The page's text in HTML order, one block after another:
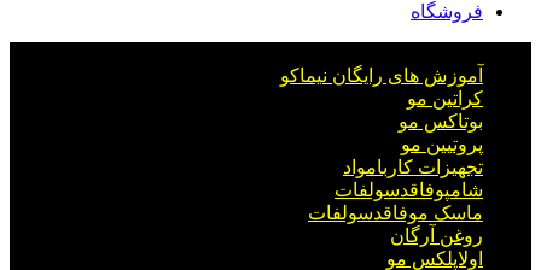
فروشگاه
آموزش های رایگان نیماکو
کراتین مو
بوتاکس مو
پروتیین مو
تجهیزات کاربامواد
شامپوفاقدسولفات
ماسک موفاقدسولفات
روغن آرگان
اولاپلکس مو